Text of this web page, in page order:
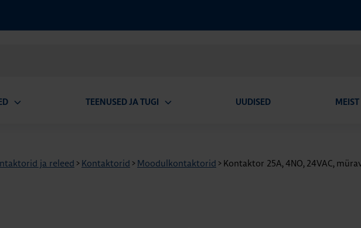
TEENUSED JA TUGI UUDISED MEIST
ja releed > Kontaktorid > Moodulkontaktorid > Kontaktor 25A, 4NO, 24VAC,